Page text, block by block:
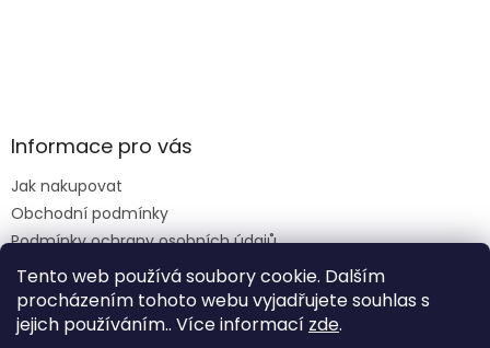
Tento web používá soubory cookie. Dalším
procházením tohoto webu vyjadřujete souhlas s
jejich používáním.. Více informací zde.
Informace pro vás
Jak nakupovat
Obchodní podmínky
Podmínky ochrany osobních údajů
Reklamace formulář